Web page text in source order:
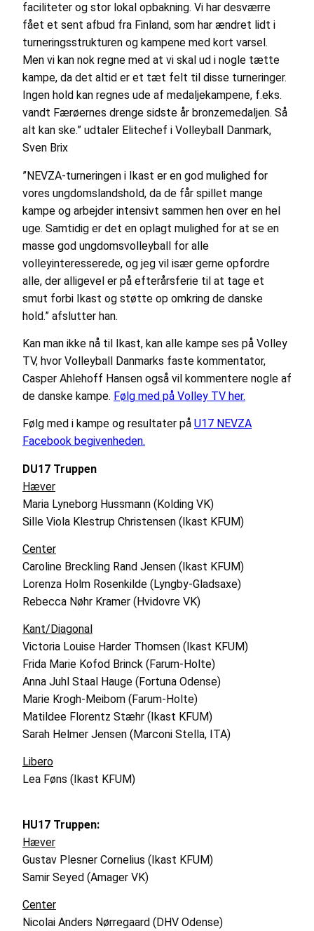
faciliteter og stor lokal opbakning. Vi har desværre
fået et sent afbud fra Finland, som har ændret lidt i
turneringsstrukturen og kampene med kort varsel.
Men vi kan nok regne med at vi skal ud i nogle tætte
kampe, da det altid er et tæt felt til disse turneringer.
Ingen hold kan regnes ude af medaljekampene, f.eks.
vandt Færøernes drenge sidste år bronzemedaljen. Så
alt kan ske.” udtaler Elitechef i Volleyball Danmark,
Sven Brix
”NEVZA-turneringen i Ikast er en god mulighed for
vores ungdomslandshold, da de får spillet mange
kampe og arbejder intensivt sammen hen over en hel
uge. Samtidig er det en oplagt mulighed for at se en
masse god ungdomsvolleyball for alle
volleyinteresserede, og jeg vil især gerne opfordre
alle, der alligevel er på efterårsferie til at tage et
smut forbi Ikast og støtte op omkring de danske
hold.” afslutter han.
Kan man ikke nå til Ikast, kan alle kampe ses på Volley
TV, hvor Volleyball Danmarks faste kommentator,
Casper Ahlehoff Hansen også vil kommentere nogle af
de danske kampe. Følg med på Volley TV her.
Følg med i kampe og resultater på U17 NEVZA
Facebook begivenheden.
DU17 Truppen
Hæver
Maria Lyneborg Hussmann (Kolding VK)
Sille Viola Klestrup Christensen (Ikast KFUM)
Center
Caroline Breckling Rand Jensen (Ikast KFUM)
Lorenza Holm Rosenkilde (Lyngby-Gladsaxe)
Rebecca Nøhr Kramer (Hvidovre VK)
Kant/Diagonal
Victoria Louise Harder Thomsen (Ikast KFUM)
Frida Marie Kofod Brinck (Farum-Holte)
Anna Juhl Staal Hauge (Fortuna Odense)
Marie Krogh-Meibom (Farum-Holte)
Matildee Florentz Stæhr (Ikast KFUM)
Sarah Helmer Jensen (Marconi Stella, ITA)
Libero
Lea Føns (Ikast KFUM)
HU17 Truppen:
Hæver
Gustav Plesner Cornelius (Ikast KFUM)
Samir Seyed (Amager VK)
Center
Nicolai Anders Nørregaard (DHV Odense)